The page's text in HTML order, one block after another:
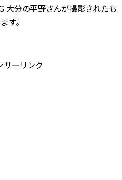
大分の平野さんが撮影されたも
す。
サーリンク